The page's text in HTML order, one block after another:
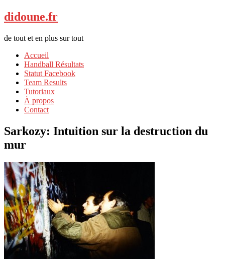
didoune.fr
de tout et en plus sur tout
Accueil
Handball Résultats
Statut Facebook
Team Results
Tutoriaux
À propos
Contact
Sarkozy: Intuition sur la destruction du
mur